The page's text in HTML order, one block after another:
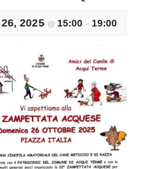
2025 @ 15:00 – 19:00